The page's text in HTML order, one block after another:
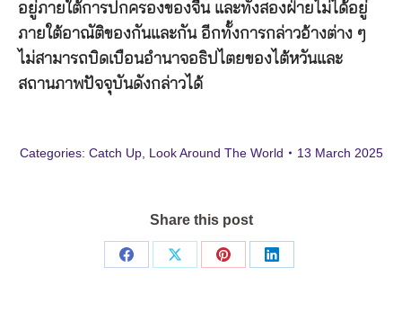
อยู่ภายใต้การปกครองของจีน และทั้งสองฝ่ายไม่ได้อยู่
ภายใต้อาณัติของกันและกัน อีกทั้งการกล่าวอ้างต่าง ๆ
ไม่สามารถบิดเบือนอำนาจอธิปไตยของไต้หวันและ
สถานภาพปัจจุบันดังกล่าวได้
Categories: Catch Up, Look Around The World 13 March 2025
Share this post
Share
Share
Share
Share